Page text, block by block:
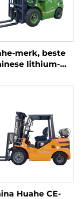
merk, beste
lithium-
van 2,5 ton,
Huahe CE-